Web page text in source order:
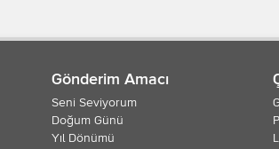
Gönderim Amacı
Seni Seviyorum
Doğum Günü
Yıl Dönümü